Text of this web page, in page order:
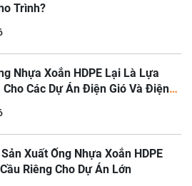
Trình?
Nhựa Xoắn HDPE Lại Là Lựa
Cho Các Dự Án Điện Gió Và Điện
Xuất Ống Nhựa Xoắn HDPE
Riêng Cho Dự Án Lớn